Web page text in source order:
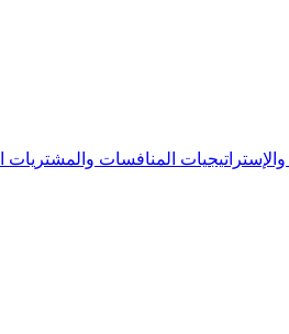
المنافسات والمشتريات